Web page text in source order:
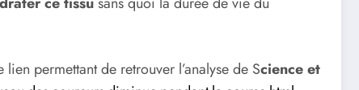
permettant de retrouver l’analyse de Science et